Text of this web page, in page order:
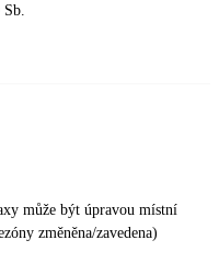
může být úpravou místní
změněna/zavedena)